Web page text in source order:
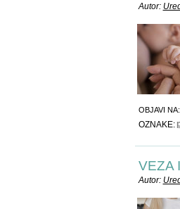
Autor:
OBJAVI NA:
OZNAKE:
VEZA
Autor: